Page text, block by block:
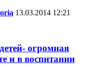
13.03.2014 12:21
огромная
и в воспитании